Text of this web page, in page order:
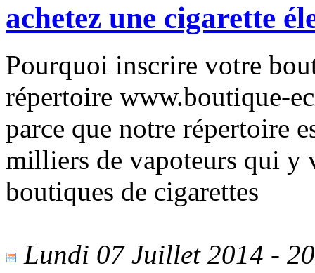
achetez une cigarette
Pourquoi inscrire votre
répertoire www.boutique-
parce que notre répertoire
milliers de vapoteurs qui y
boutiques de cigarettes
Lundi 07 Juillet 2014 -